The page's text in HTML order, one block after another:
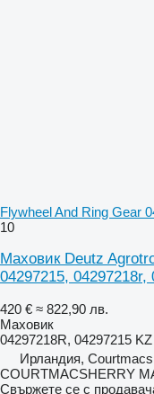
Flywheel And Ring Gear
10
Маховик Deutz
04297215, 04297218r,
420 € ≈ 822,90 лв.
Маховик
04297218R, 04297215 KZ
Ирландия,
COURTMACSHERRY
Свържете се с